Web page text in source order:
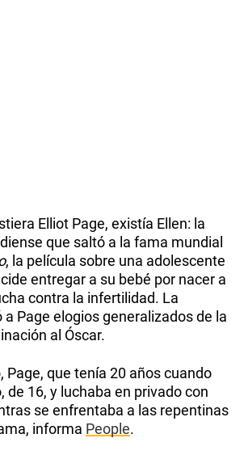
Elliot Page, existía Ellen: la
que saltó a la fama mundial
, la película sobre una adolescente
entregar a su bebé por nacer a
contra la infertilidad. La
Page elogios generalizados de la
al Óscar.
Page, que tenía 20 años cuando
de 16, y luchaba en privado con
se enfrentaba a las repentinas
informa People.